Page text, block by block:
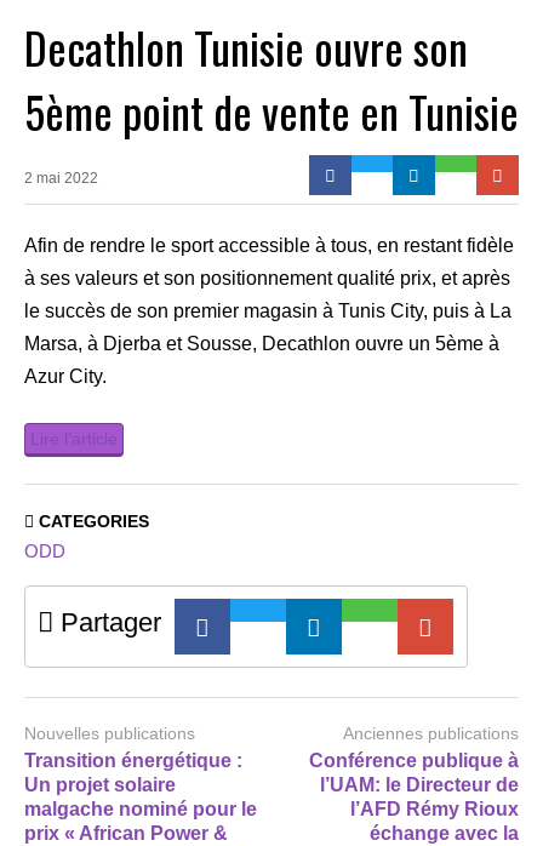
Decathlon Tunisie ouvre son
5ème point de vente en Tunisie
2 mai 2022
Afin de rendre le sport accessible à tous, en restant fidèle
à ses valeurs et son positionnement qualité prix, et après
le succès de son premier magasin à Tunis City, puis à La
Marsa, à Djerba et Sousse, Decathlon ouvre un 5ème à
Azur City.
Lire l’article
CATEGORIES
ODD
Partager
Nouvelles publications
Transition énergétique :
Un projet solaire
malgache nominé pour le
prix « African Power &
Anciennes publications
Conférence publique à
l’UAM: le Directeur de
l’AFD Rémy Rioux
échange avec la